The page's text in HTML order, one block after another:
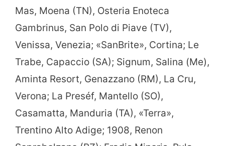
Mas, Moena (TN), Osteria Enoteca
Gambrinus, San Polo di Piave (TV),
Venissa, Venezia; «SanBrite», Cortina; Le
Trabe, Capaccio (SA); Signum, Salina (Me),
Aminta Resort, Genazzano (RM), La Cru,
Verona; La Preséf, Mantello (SO),
Casamatta, Manduria (TA), «Terra»,
Trentino Alto Adige; 1908, Renon